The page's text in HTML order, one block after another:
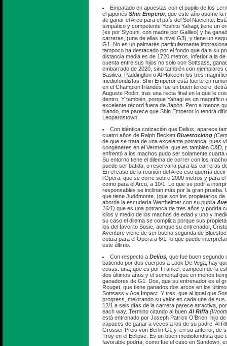
Empatado en apuestas con el pupilo de los
el japonés Shin Emperor, que este año asume la
de ganar el Arco para el país del Sol Naciente.
simpático y competente Yoshito Yahagi, tiene un
(es por Siyouni, con madre por Galileo) y ha
carreras, (una de ellas a nivel G3), y tiene un
G1. No es un palmarés particularmente
tampoco ha destacado por el fondo que da a su
distancia media es de 1720 metros, inferior a la
cuenta entre sus hijos no solo con Sottsass,
embarrado de 2020, sino también con ejemplares
Basilica, Paddington o Al Hakeem los tres
mediofondistas. Shin Emperor está fuerte en
en el Champion Irlandés fue un buen tercero,
Auguste Rodin, tras una recta final en la que le
dentro. Y también, porque Yahagi es un magnífico
excelente récord fuera de Japón. Pero a menos
blando, me parece que Shin Emperor lo tendrá
Leopardstown.
Con idéntica cotización que Delius, aparece
cuatro años de Ralph Beckett Bluestocking
de que se trata de una excelente potranca, pues
congéneres en el Vermeille, que es también C&D,
enfrentó a los machos pudo ser solamente cuarta
Su entorno tiene el dilema de correr con los
puede ser batida, o reservarla para las carreras
En el caso de la reunión del Arco eso querría
l’Opera, que se corre sobre 2000 metros y para
como para el Arco, a 10/1. Lo que se podría
responsables se inclinan más por la gran prueba.
que tiene Juddmonte, (que son los propietarios
aborda la escudería Wertheimer con su pupila
16/1) que es una potranca de tres años y podría
kilos y medio de los machos de edad y uno y
su caso el dilema se complica porque sus
los del favorito Sosie, aunque su entrenador,
Aventure viene de ser buena segunda de
cotiza para el Opera a 6/1, lo que puede
este último.
Con respecto a Delius, que fue buen segundo
batiendo por dos cuerpos a Look De Vega, hay
cosas: una, que es por Frankel, campeón de la
dos últimos años y el semental que en menos
ganadores de G1. Dos, que su entrenador es el
Rouget, que tiene ganados dos arcos en los
Sottsass y Ace Impact. Y tres, que al igual que
progress, mejorando su valor en cada una de sus
12/1 a seis días de la carrera parece atractiva,
each way. Termino citando al buen Al Riffa
está entrenado por Joseph Patrick O’Brien, hijo
capaces de ganar a veces a los de su padre. Al
Grosser Preis von Berlin G1 y, en su anterior, de
Troy en el Eclipse. Es un buen mediofondista que
favorable podría, como fue el caso en Sandown,